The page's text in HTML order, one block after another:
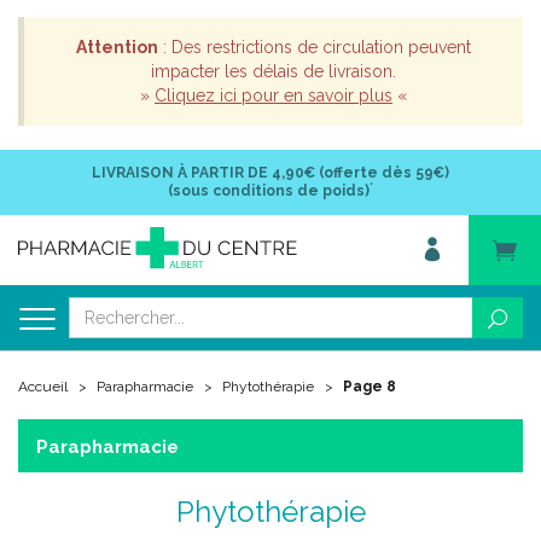
Attention : Des restrictions de circulation peuvent
impacter les délais de livraison.
» Cliquez ici pour en savoir plus «
LIVRAISON À PARTIR DE 4,90€ (offerte dès 59€)
(sous conditions de poids)*
Accueil Parapharmacie Phytothérapie Page 8
Parapharmacie
Phytothérapie